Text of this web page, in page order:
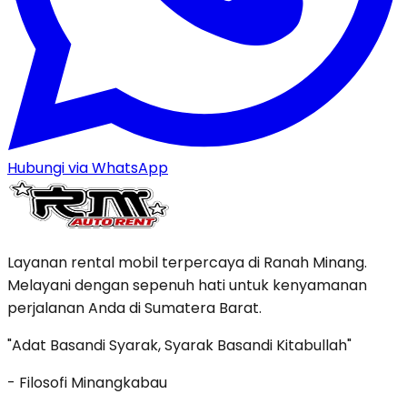
Hubungi via WhatsApp
Layanan rental mobil terpercaya di Ranah Minang.
Melayani dengan sepenuh hati untuk kenyamanan
perjalanan Anda di Sumatera Barat.
"Adat Basandi Syarak, Syarak Basandi Kitabullah"
- Filosofi Minangkabau